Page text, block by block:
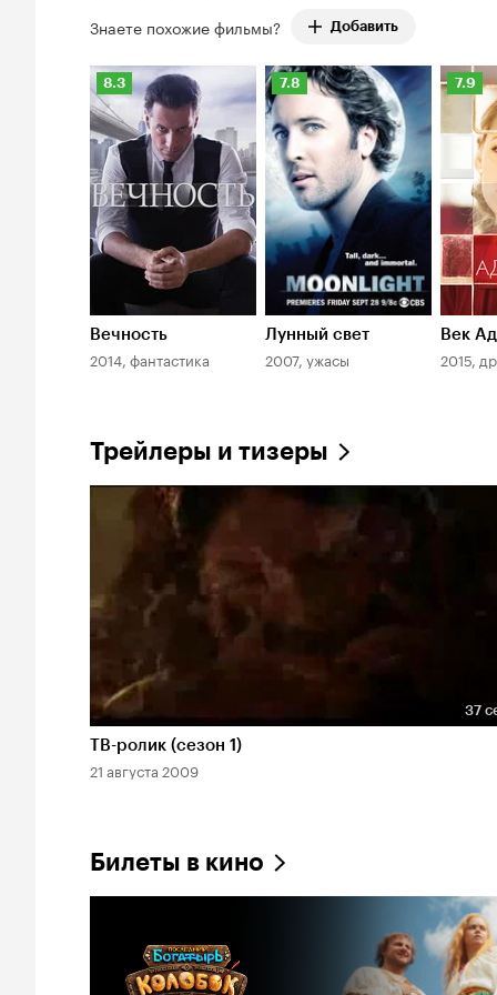
Знаете похожие фильмы? Добавить
Рейтинг
Кинопоиска
8.3
8.3
Вечность
2014, фантастика
Рейтинг
Кинопоиска
7.8
7.8
Лунный свет
2007, ужасы
7.9
Век
2015,
Трейлеры и тизеры
Длительность 37 сек
37
ТВ-ролик (сезон 1)
21 августа 2009
Билеты в кино